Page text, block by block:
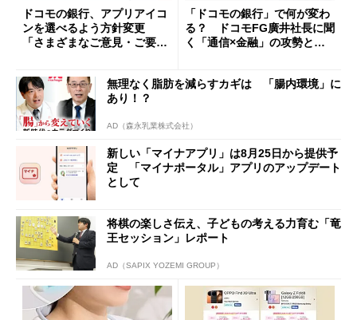
ドコモの銀行、アプリアイコ
ンを選べるよう方針変更
「さまざまなご意見・ご要望
「ドコモの銀行」で何が変わ
る？ ドコモFG廣井社長に聞
く「通信×金融」の攻勢とグ
無理なく脂肪を減らすカギは 「腸内環境」に
あり！？
AD（森永乳業株式会社）
新しい「マイナアプリ」は8月25日から提供予
定 「マイナポータル」アプリのアップデート
として
将棋の楽しさ伝え、子どもの考える力育む「竜
王セッション」レポート
AD（SAPIX YOZEMI GROUP）